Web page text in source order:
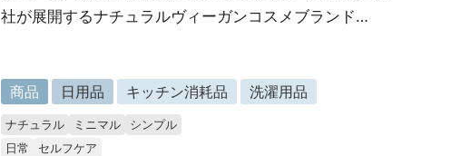
社が展開するナチュラルヴィーガンコスメブランド…
に
掲
載
商品 日用品 キッチン消耗品 洗濯用品
ナチュラル ミニマル
シンプル
日常
セルフケア